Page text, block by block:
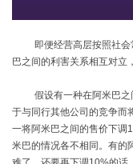
即便经营高层按照社
巴之间的利害关系相互对立
假设有一种在阿米巴
于与同行其他公司的竞争而
一将阿米巴之间的售价下调
米巴的情况各不相同。有的